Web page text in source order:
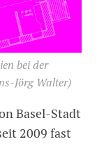
bei der
Jörg Walter)
Basel-Stadt
2009 fast